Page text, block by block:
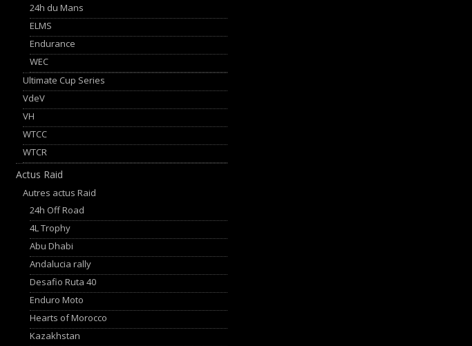
24h du Mans
ELMS
Endurance
WEC
Ultimate Cup Series
VdeV
VH
WTCC
WTCR
Actus Raid
Autres actus Raid
24h Off Road
4L Trophy
Abu Dhabi
Andalucia rally
Desafio Ruta 40
Enduro Moto
Hearts of Morocco
Kazakhstan